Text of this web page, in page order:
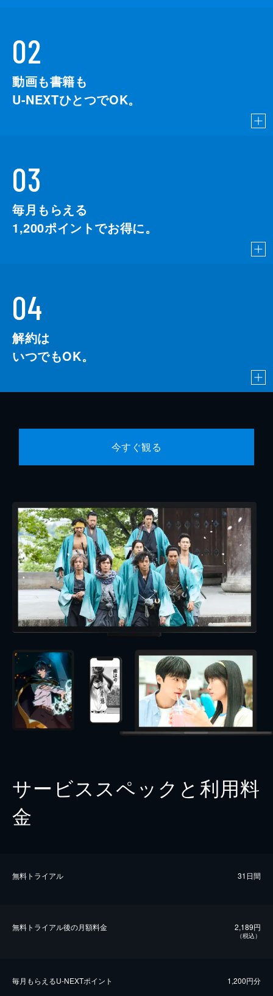
02
動画も書籍も
U-NEXTひとつでOK。
03
毎月もらえる
1,200ポイントでお得に。
04
解約は
いつでもOK。
今すぐ観る
サービススペックと利用料
金
無料トライアル 31日間
無料トライアル後の⽉額料金 2,189円
（税込）
毎⽉もらえるU-NEXTポイント 1,200円分